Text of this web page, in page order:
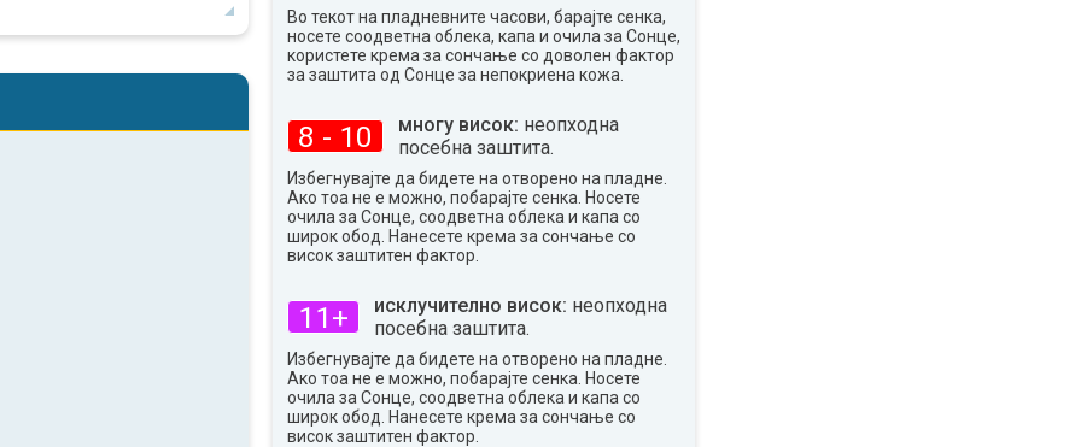
33°макс
3
2
Во текот на пладневните часови, барајте сенка,
носете соодветна облека, капа и очила за Сонце,
користете крема за сончање со доволен фактор
за заштита од Сонце за непокриена кожа.
8 - 10 многу висок: неопходна
посебна заштита.
Избегнувајте да бидете на отворено на пладне.
Ако тоа не е можно, побарајте сенка. Носете
очила за Сонце, соодветна облека и капа со
широк обод. Нанесете крема за сончање со
висок заштитен фактор.
11+ исклучително висок: неопходна
посебна заштита.
Избегнувајте да бидете на отворено на пладне.
Ако тоа не е можно, побарајте сенка. Носете
очила за Сонце, соодветна облека и капа со
широк обод. Нанесете крема за сончање со
висок заштитен фактор.